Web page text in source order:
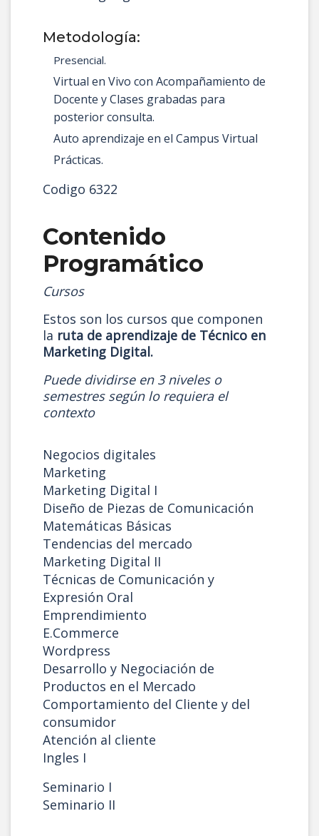
Metodología:
Presencial.
Virtual en Vivo con Acompañamiento de
Docente y Clases grabadas para
posterior consulta.
Auto aprendizaje en el Campus Virtual
Prácticas.
Codigo 6322
Contenido
Programático
Cursos
Estos son los cursos que componen
la ruta de aprendizaje de Técnico en
Marketing Digital.
Puede dividirse en 3 niveles o
semestres según lo requiera el
contexto
Negocios digitales
Marketing
Marketing Digital I
Diseño de Piezas de Comunicación
Matemáticas Básicas
Tendencias del mercado
Marketing Digital II
Técnicas de Comunicación y
Expresión Oral
Emprendimiento
E.Commerce
Wordpress
Desarrollo y Negociación de
Productos en el Mercado
Comportamiento del Cliente y del
consumidor
Atención al cliente
Ingles I
Seminario I
Seminario II